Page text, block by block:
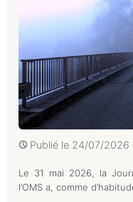
Publié le 24/07/2026
Le 31 mai 2026, la
l’OMS a, comme